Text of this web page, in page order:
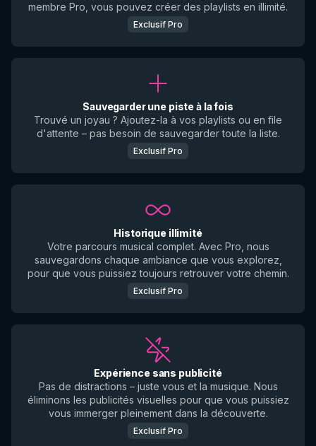
membre Pro, vous pouvez créer des playlists en illimité.
Exclusif Pro
Sauvegarder une piste à la fois
Trouvé un joyau ? Ajoutez-la à vos playlists ou en file
d'attente – pas besoin de sauvegarder toute la liste.
Exclusif Pro
Historique illimité
Votre parcours musical complet. Avec Pro, nous
sauvegardons chaque ambiance que vous explorez,
pour que vous puissiez toujours retrouver votre chemin.
Exclusif Pro
Expérience sans publicité
Pas de distractions – juste vous et la musique. Nous
éliminons les publicités visuelles pour que vous puissiez
vous immerger pleinement dans la découverte.
Exclusif Pro